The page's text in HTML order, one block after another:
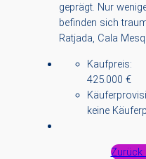
geprägt. Nur
befinden sich
Ratjada, Cala
Kaufpreis:
425.000 €
keine
Zurück